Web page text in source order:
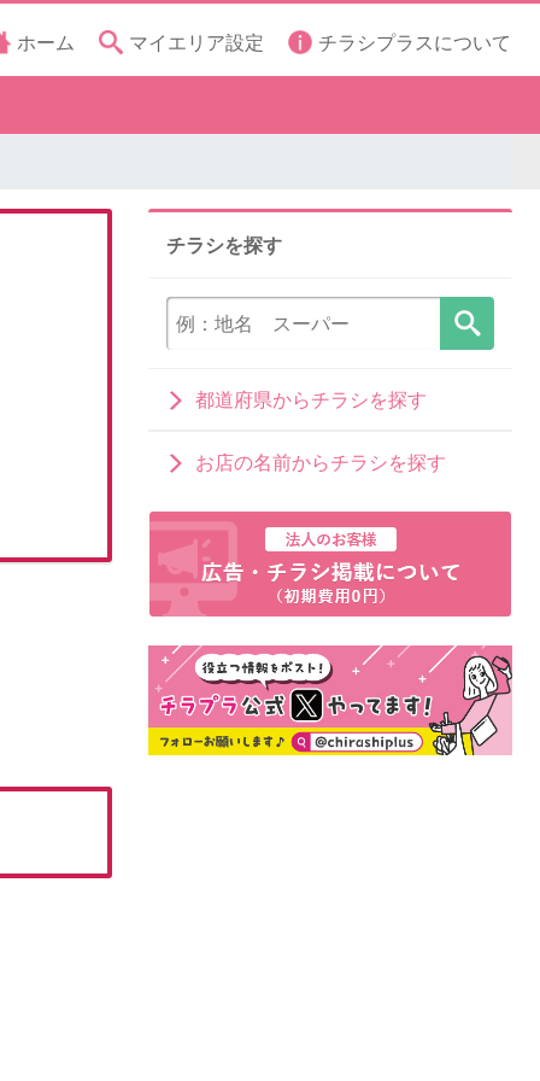
ホーム マイエリア設定 チラシプラスについて
チラシを探す
都道府県からチラシを探す
お店の名前からチラシを探す